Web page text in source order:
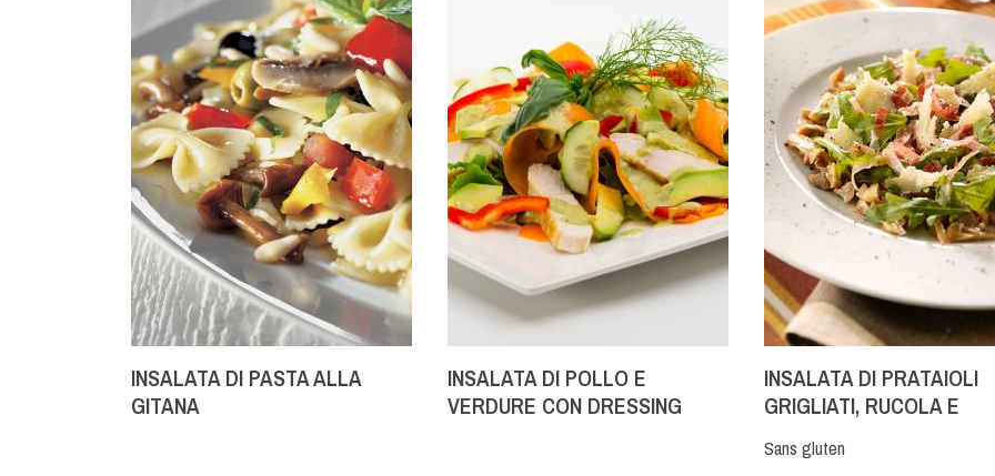
INSALATA DI PASTA ALLA
GITANA
INSALATA DI POLLO E
VERDURE CON DRESSING
INSALATA DI PRATAIOLI
GRIGLIATI, RUCOLA E
Sans gluten